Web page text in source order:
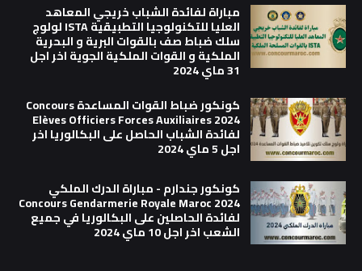
مباراة لفائدة الشباب خريجي المعاهد
العليا للتكنولوجيا التطبيقية ISTA لولوج
سلك ضباط صف بالقوات البرية و البحرية
الملكية و القوات الملكية الجوية اخر اجل
31 ماي 2024
كونكور ضباط القوات المساعدة Concours
Elèves Officiers Forces Auxiliaires 2024
لفائدة الشباب الحاصل على البكالوريا اخر
اجل 5 ماي 2024
كونكور جندارم - مباراة الدرك الملكي
Concours Gendarmerie Royale Maroc 2024
لفائدة الحاصلين على البكالوريا في جميع
الشعب اخر اجل 10 ماي 2024